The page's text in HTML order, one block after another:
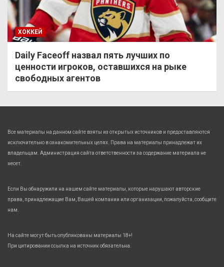
ХОККЕЙ
Daily Faceoff назвал пять лучших по
ценности игроков, оставшихся на рыке
свободных агентов
Все материалы на данном сайте взяты из открытых источников и предоставляются
исключительно в ознакомительных целях. Права на материалы принадлежат их
владельцам. Администрация сайта ответственности за содержание материала не
несет.
Если Вы обнаружили на нашем сайте материалы, которые нарушают авторские
права, принадлежащие Вам, Вашей компании или организации, пожалуйста, сообщите
нам.
На сайте могут быть опубликованы материалы 18+!
При цитировании ссылка на источник обязательна.